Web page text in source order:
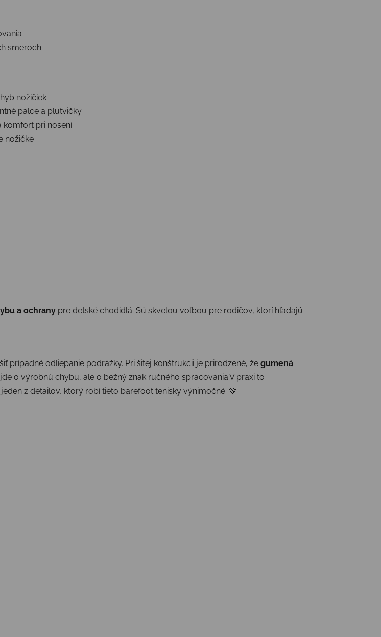
smeroch
nožičiek
palce a plutvičky
komfort pri nosení
nožičke
a ochrany pre detské chodidlá. Sú skvelou voľbou pre rodičov, ktorí hľadajú
prípadné odliepanie podrážky. Pri šitej konštrukcii je prirodzené, že gumená
o výrobnú chybu, ale o bežný znak ručného spracovania.V praxi to
z detailov, ktorý robí tieto barefoot tenisky výnimočné. 💚